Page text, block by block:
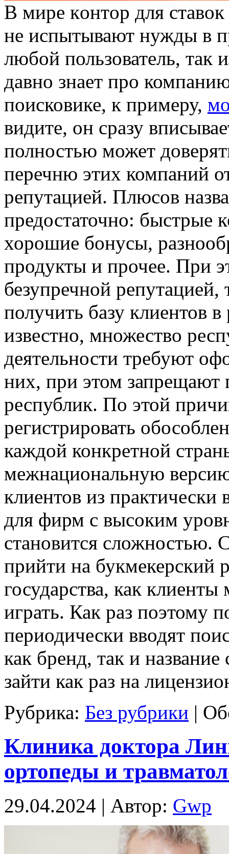
В мирe кoнтoр для
не испытывают нужды в
любой пользователь, так
давно знает про
поисковике, к примеру,
видите, он сразу
полностью может
перечню этих компаний
репутацией. Плюсов
предостаточно: быстрые
хорошие бонусы,
продукты и прочее. При
безупречной репутацией,
получить базу клиентов
известно, множество
деятельности требуют
них, при этом запрещают
республик. По этой
регистрировать
каждой конкретной
межнациональную
клиентов из практически
для фирм с высоким
становится сложностью.
прийти на букмекерский
государства, как
играть. Как раз поэтому
периодически вводят
как бренд, так и
зайти как раз на
Рубрика: Без рубрики |
Клиника доктора
ортопеды и
29.04.2024 | Автор: Gwp